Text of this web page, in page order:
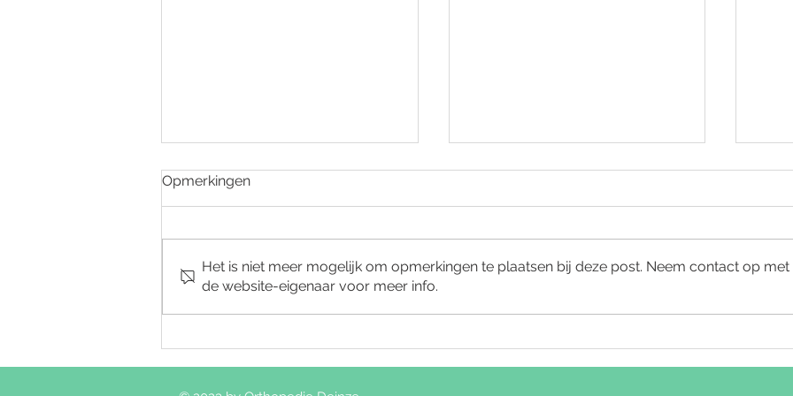
Start Dr. Paquet- Voet
Start Dr. Zweers - Schouder
Dr.
veel
Opmerkingen
Het is niet meer mogelijk om opmerkingen te plaatsen bij deze post. Neem contact op met
de website-eigenaar voor meer info.